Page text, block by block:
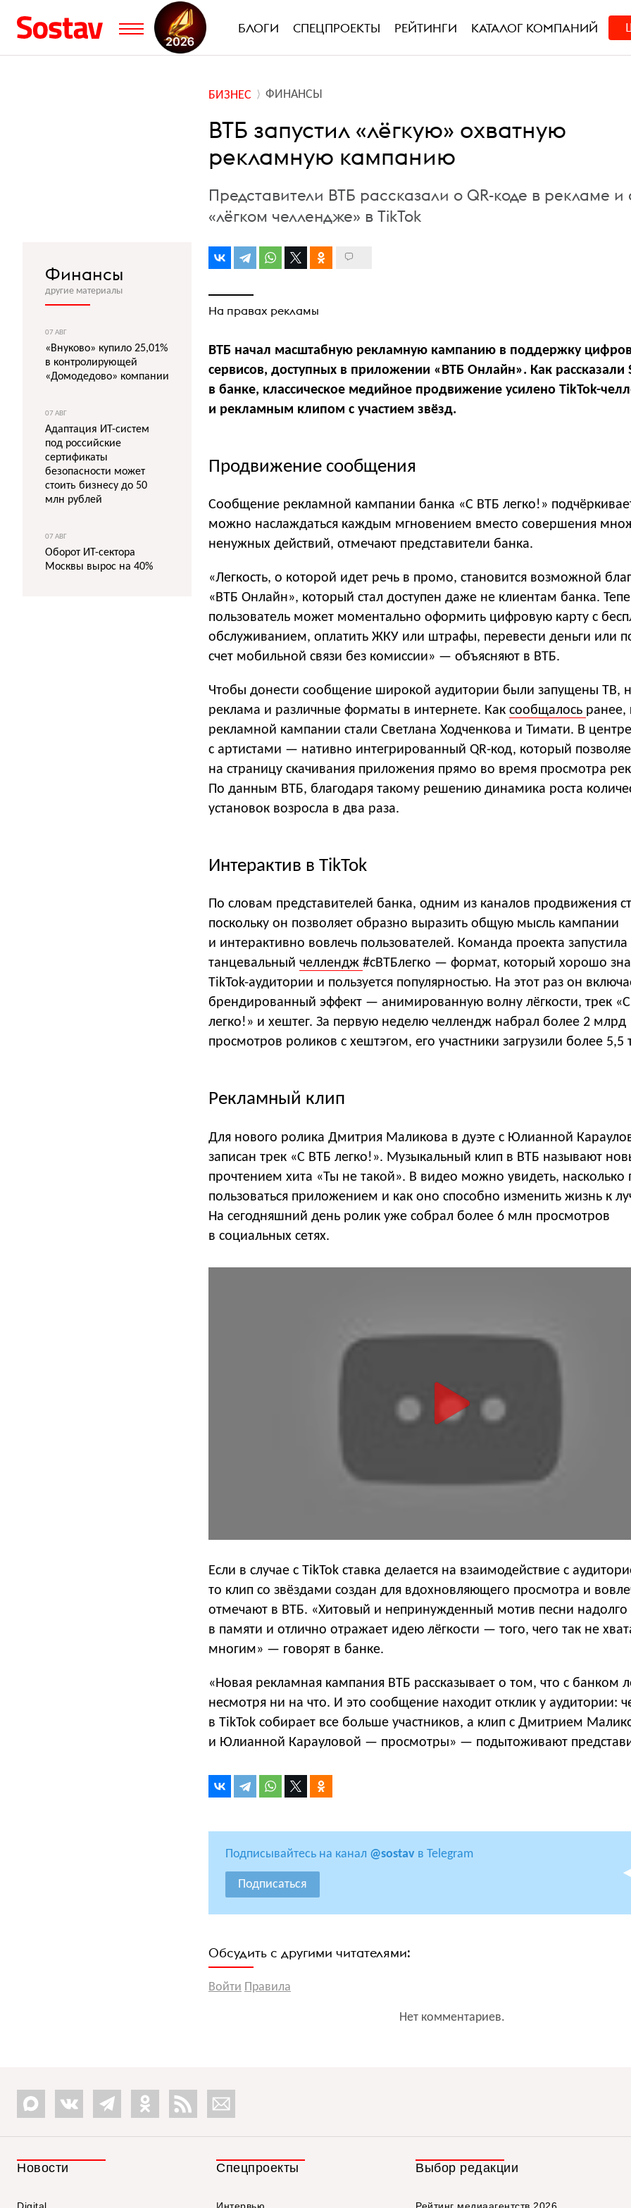
БЛОГИ СПЕЦПРОЕКТЫ РЕЙТИНГИ КАТАЛОГ КОМПАНИЙ
БИЗНЕС ФИНАНСЫ
ВТБ запустил «лёгкую» охватную
рекламную кампанию
Представители ВТБ рассказали о QR-коде в рекламе и
«лёгком челлендже» в TikTok
На правах рекламы
ВТБ начал масштабную рекламную кампанию в поддержку
сервисов, доступных в приложении «ВТБ Онлайн». Как рассказали
в банке, классическое медийное продвижение усилено TikTok-
и рекламным клипом с участием звёзд.
Продвижение сообщения
Сообщение рекламной кампании банка «С ВТБ легко!»
можно наслаждаться каждым мгновением вместо совершения
ненужных действий, отмечают представители банка.
«Легкость, о которой идет речь в промо, становится возможной
«ВТБ Онлайн», который стал доступен даже не клиентам банка.
пользователь может моментально оформить цифровую карту с
обслуживанием, оплатить ЖКУ или штрафы, перевести деньги или
счет мобильной связи без комиссии» — объясняют в ВТБ.
Чтобы донести сообщение широкой аудитории были запущены ТВ,
реклама и различные форматы в интернете. Как сообщалось ранее,
рекламной кампании стали Светлана Ходченкова и Тимати. В
с артистами — нативно интегрированный QR-код, который
на страницу скачивания приложения прямо во время просмотра
По данным ВТБ, благодаря такому решению динамика роста
установок возросла в два раза.
Интерактив в TikTok
По словам представителей банка, одним из каналов продвижения
поскольку он позволяет образно выразить общую мысль кампании
и интерактивно вовлечь пользователей. Команда проекта запустила
танцевальный челлендж #сВТБлегко — формат, который хорошо
TikTok-аудитории и пользуется популярностью. На этот раз он
брендированный эффект — анимированную волну лёгкости, трек
легко!» и хештег. За первую неделю челлендж набрал более 2 млрд
просмотров роликов с хештэгом, его участники загрузили более 5,5
Рекламный клип
Для нового ролика Дмитрия Маликова в дуэте с Юлианной
записан трек «С ВТБ легко!». Музыкальный клип в ВТБ называют
прочтением хита «Ты не такой». В видео можно увидеть, насколько
пользоваться приложением и как оно способно изменить жизнь к
На сегодняшний день ролик уже собрал более 6 млн просмотров
в социальных сетях.
Если в случае с TikTok ставка делается на взаимодействие с
то клип со звёздами создан для вдохновляющего просмотра и
отмечают в ВТБ. «Хитовый и непринужденный мотив песни надолго
в памяти и отлично отражает идею лёгкости — того, чего так не
многим» — говорят в банке.
«Новая рекламная кампания ВТБ рассказывает о том, что c банком
несмотря ни на что. И это сообщение находит отклик у аудитории:
в TikTok собирает все больше участников, а клип с Дмитрием
и Юлианной Карауловой — просмотры» — подытоживают
Подписывайтесь на канал @sostav в Telegram
Подписаться
Обсудить с другими читателями:
Войти Правила
Нет комментариев.
Финансы
другие материалы
07 АВГ
«Внуково» купило 25,01%
в контролирующей
«Домодедово» компании
07 АВГ
Адаптация ИТ-систем
под российские
сертификаты
безопасности может
стоить бизнесу до 50
млн рублей
07 АВГ
Оборот ИТ-сектора
Москвы вырос на 40%
Новости Спецпроекты Выбор редакции